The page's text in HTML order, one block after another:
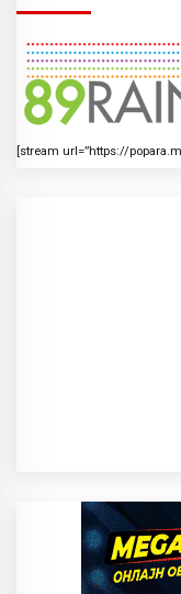
[stream url=”https://